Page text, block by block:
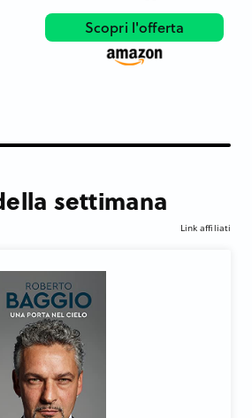
Scopri l'offerta
settimana
Link affiliati